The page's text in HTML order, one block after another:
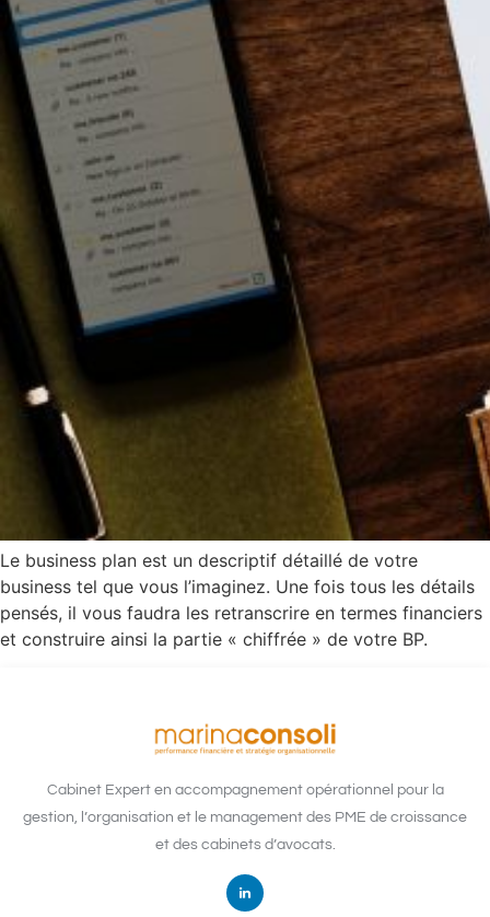
Le business plan est un descriptif détaillé de votre
business tel que vous l’imaginez. Une fois tous les détails
pensés, il vous faudra les retranscrire en termes financiers
et construire ainsi la partie « chiffrée » de votre BP.
Cabinet Expert en accompagnement opérationnel pour la
gestion, l’organisation et le management des PME de croissance
et des cabinets d’avocats.